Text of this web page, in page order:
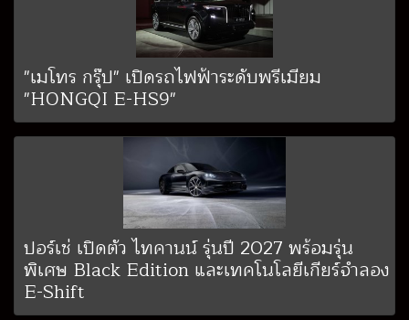
"เมโทร กรุ๊ป" เปิดรถไฟฟ้าระดับพรีเมียม
"HONGQI E-HS9"
ปอร์เช่ เปิดตัว ไทคานน์ รุ่นปี 2027 พร้อมรุ่น
พิเศษ Black Edition และเทคโนโลยีเกียร์จำลอง
E-Shift